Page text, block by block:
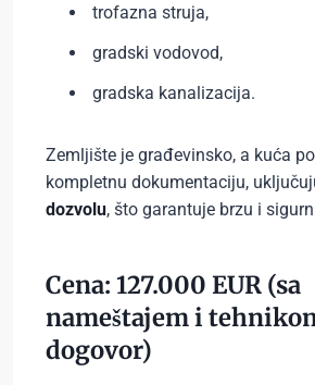
trofazna struja,
gradski vodovod,
gradska kanalizacija.
Zemljište je građevinsko, a kuća
kompletnu dokumentaciju,
dozvolu, što garantuje brzu i
Cena: 127.000 EUR (sa
nameštajem i
dogovor)